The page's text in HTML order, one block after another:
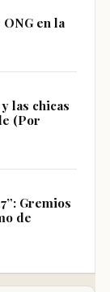
en la
las chicas
(Por
Gremios
de